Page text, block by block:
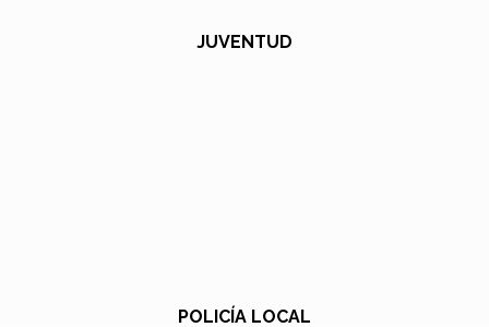
JUVENTUD
POLICÍA LOCAL